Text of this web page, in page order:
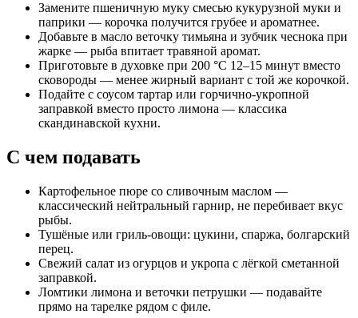
Замените пшеничную муку смесью кукурузной муки и
паприки — корочка получится грубее и ароматнее.
Добавьте в масло веточку тимьяна и зубчик чеснока при
жарке — рыба впитает травяной аромат.
Приготовьте в духовке при 200 °C 12–15 минут вместо
сковороды — менее жирный вариант с той же корочкой.
Подайте с соусом тартар или горчично-укропной
заправкой вместо просто лимона — классика
скандинавской кухни.
С чем подавать
Картофельное пюре со сливочным маслом —
классический нейтральный гарнир, не перебивает вкус
рыбы.
Тушёные или гриль-овощи: цукини, спаржа, болгарский
перец.
Свежий салат из огурцов и укропа с лёгкой сметанной
заправкой.
Ломтики лимона и веточки петрушки — подавайте
прямо на тарелке рядом с филе.